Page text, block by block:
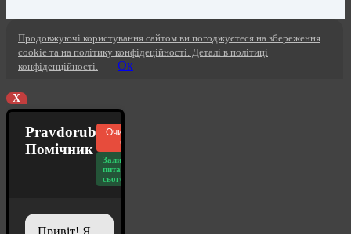
Продовжуючі користування сайтом ви погоджуєтеся на збереження
cookie та на політику конфідеційності. Деталі в політиці
конфіденційності.
Ок
X
Pravdorub
Помічник
Очистити
чат
Залишилось
питань
сьогодні: 20